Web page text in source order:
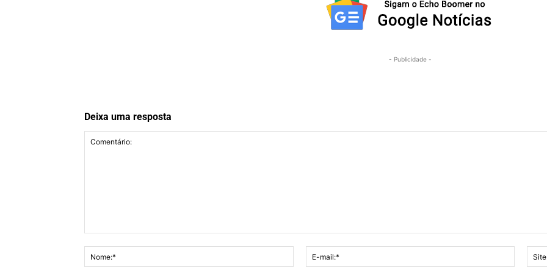
- Publicidade -
Deixa uma resposta
Nome:*
mail:*